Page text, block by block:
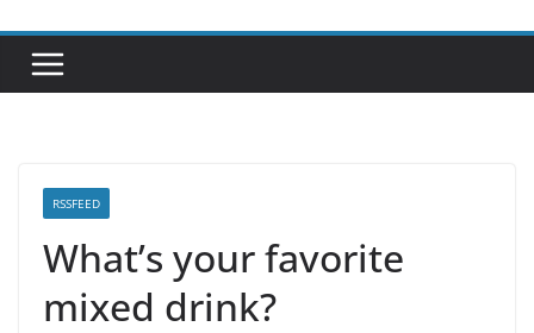
RSSFEED
What’s your favorite
mixed drink?